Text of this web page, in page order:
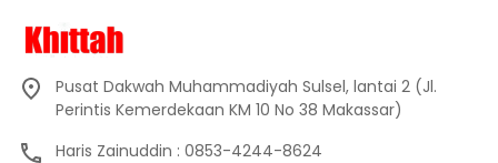
Pusat Dakwah Muhammadiyah Sulsel, lantai 2 (Jl.
Perintis Kemerdekaan KM 10 No 38 Makassar)
Haris Zainuddin : 0853-4244-8624